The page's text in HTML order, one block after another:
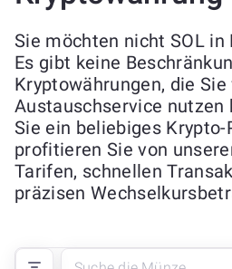
Sie möchten nicht SOL in
Es gibt keine
Kryptowährungen, die
Austauschservice nutzen
Sie ein beliebiges Krypto-
profitieren Sie von
Tarifen, schnellen
präzisen